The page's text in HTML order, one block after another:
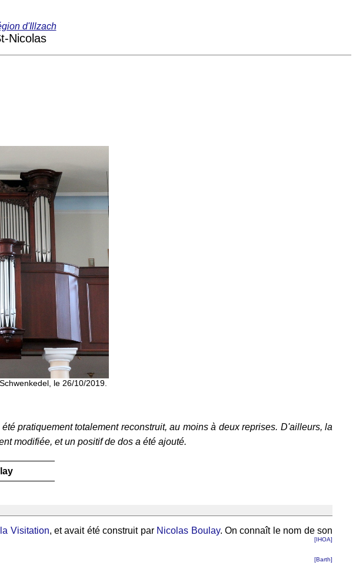
d'Illzach
Nicolas
le 26/10/2019.
pratiquement totalement reconstruit, au moins à deux reprises. D'ailleurs, la
modifiée, et un positif de dos a été ajouté.
Visitation, et avait été construit par Nicolas Boulay. On connaît le nom de son
[IHOA]
[Barth]